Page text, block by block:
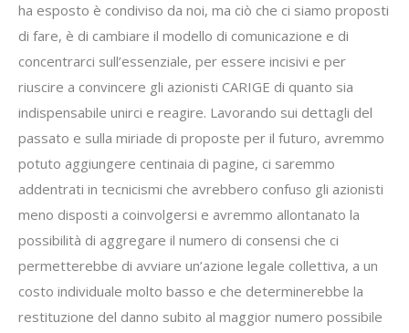
ha esposto è condiviso da noi, ma ciò che ci siamo proposti
di fare, è di cambiare il modello di comunicazione e di
concentrarci sull’essenziale, per essere incisivi e per
riuscire a convincere gli azionisti CARIGE di quanto sia
indispensabile unirci e reagire. Lavorando sui dettagli del
passato e sulla miriade di proposte per il futuro, avremmo
potuto aggiungere centinaia di pagine, ci saremmo
addentrati in tecnicismi che avrebbero confuso gli azionisti
meno disposti a coinvolgersi e avremmo allontanato la
possibilità di aggregare il numero di consensi che ci
permetterebbe di avviare un’azione legale collettiva, a un
costo individuale molto basso e che determinerebbe la
restituzione del danno subito al maggior numero possibile